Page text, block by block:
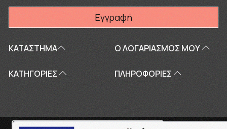
ΚΑΤΑΣΤΗΜΑ Ο ΛΟΓΑΡΙΑΣΜΌΣ ΜΟΥ
ΚΑΤΗΓΟΡΙΕΣ ΠΛΗΡΟΦΟΡΊΕΣ
Εγγραφή
Copyright © 2026touriki.gr